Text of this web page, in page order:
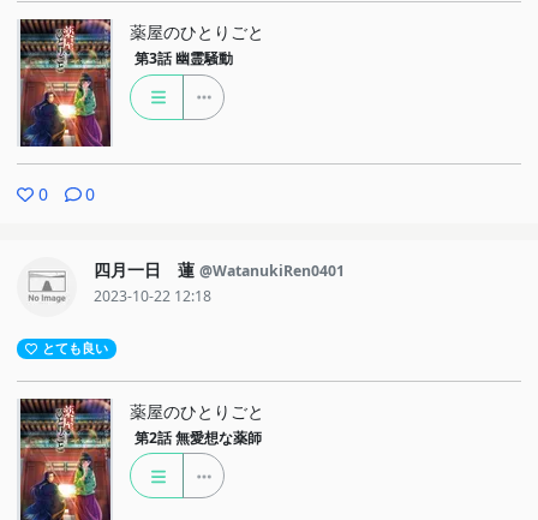
薬屋のひとりごと
第3話 幽霊騒動
0 0
四月一日 蓮 @WatanukiRen0401
2023-10-22 12:18
とても良い
薬屋のひとりごと
第2話 無愛想な薬師